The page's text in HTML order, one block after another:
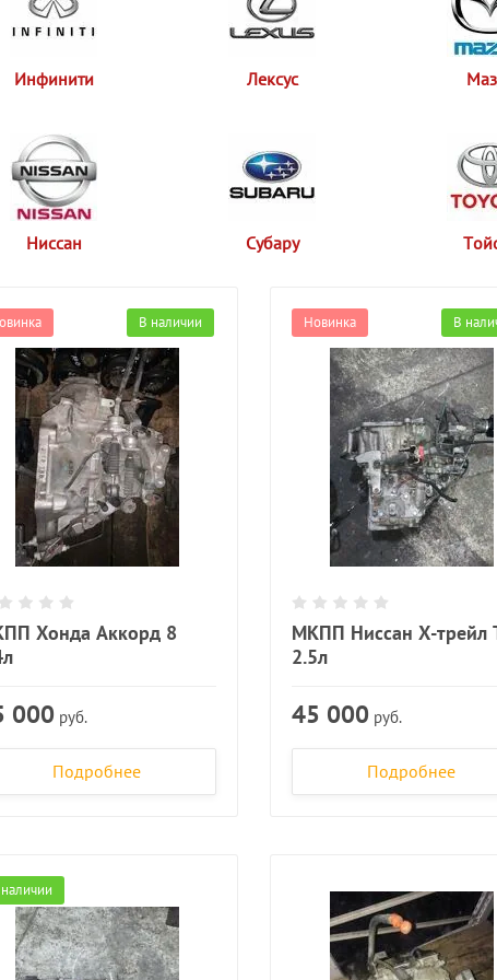
Инфинити Лексус
Ниссан Субару
В наличии
Хонда Аккорд 8
000 руб.
Подробнее
Новинка В
МКПП Ниссан Х-трейл
2.5л
45 000 руб.
Подробнее